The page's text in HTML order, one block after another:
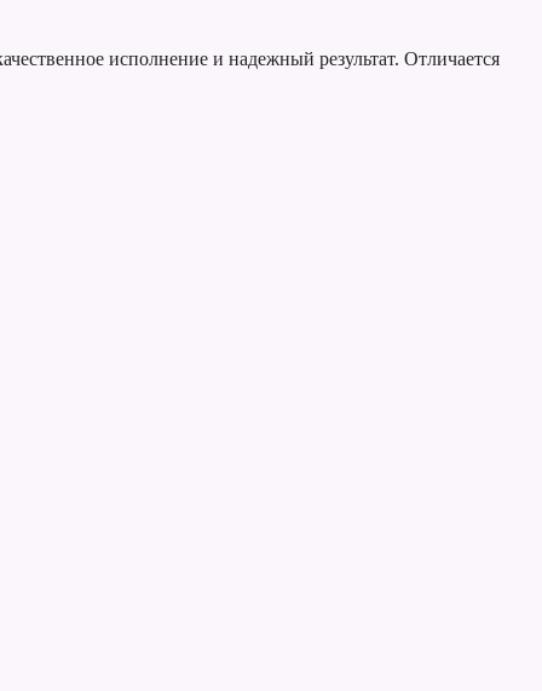
исполнение и надежный результат. Отличается